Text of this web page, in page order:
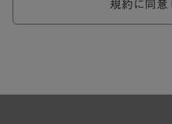
めが優先されるものとします。
規約に同意